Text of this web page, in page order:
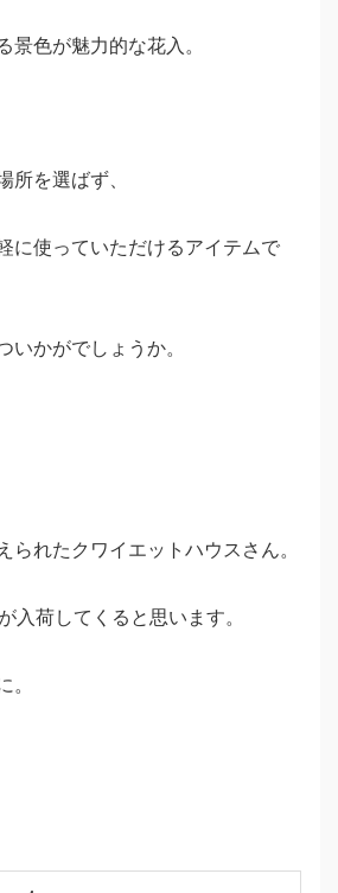
景色が魅力的な花入。
所を選ばず、
に使っていただけるアイテムで
いかがでしょうか。
られたクワイエットハウスさん。
入荷してくると思います。
。